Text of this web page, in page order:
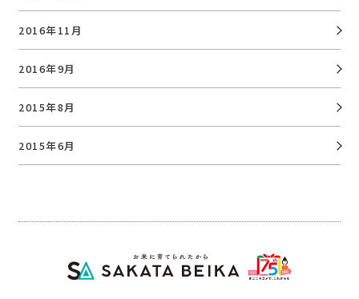
2016年11月
2016年9月
2015年8月
2015年6月